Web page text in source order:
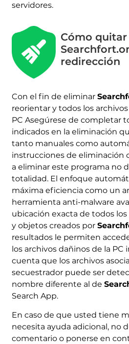
servidores.
Cómo quitar
redirección
Con el fin de eliminar
reorientar y todos los
PC Asegúrese de completar
indicados en la eliminación
tanto manuales como
instrucciones de eliminación
a eliminar este programa no
totalidad. El enfoque
máxima eficiencia como un
herramienta anti-malware
ubicación exacta de todos
y objetos creados por
resultados le permiten
los archivos dañinos de la PC
cuenta que los archivos
secuestrador puede ser
nombre diferente al de
Search App.
En caso de que usted tiene
necesita ayuda adicional, no
comentario o ponerse en
Descargar
malintencionado